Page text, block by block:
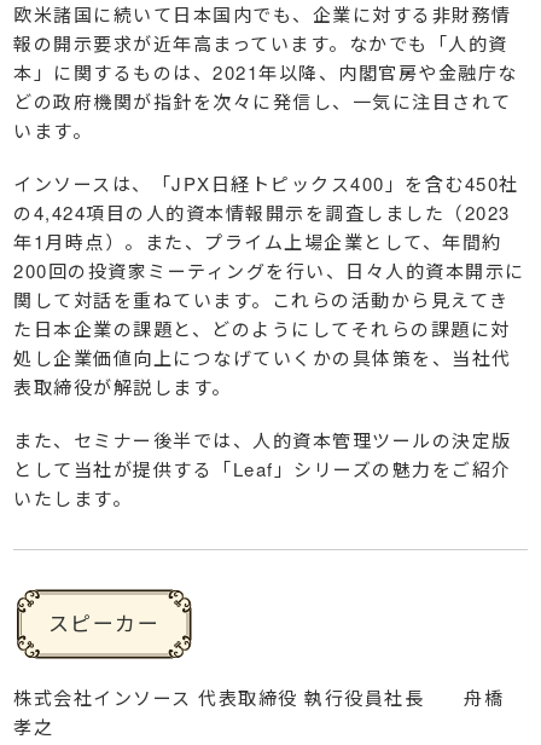
欧米諸国に続いて日本国内でも、企業に対する非財務情
報の開示要求が近年高まっています。なかでも「人的資
本」に関するものは、2021年以降、内閣官房や金融庁な
どの政府機関が指針を次々に発信し、一気に注目されて
います。
インソースは、「JPX日経トピックス400」を含む450社
の4,424項目の人的資本情報開示を調査しました（2023
年1月時点）。また、プライム上場企業として、年間約
200回の投資家ミーティングを行い、日々人的資本開示に
関して対話を重ねています。これらの活動から見えてき
た日本企業の課題と、どのようにしてそれらの課題に対
処し企業価値向上につなげていくかの具体策を、当社代
表取締役が解説します。
また、セミナー後半では、人的資本管理ツールの決定版
として当社が提供する「Leaf」シリーズの魅力をご紹介
いたします。
スピーカー
株式会社インソース 代表取締役 執行役員社長 舟橋
孝之